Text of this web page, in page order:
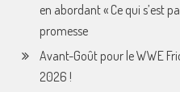
en abordant « Ce qui s’est
promesse
Avant-Goût pour le WWE
2026 !